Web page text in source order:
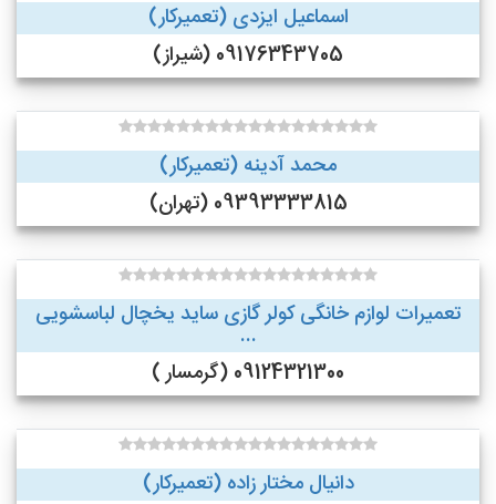
اسماعیل ایزدی (تعمیرکار)
09176343705 (شیراز)
محمد آدینه (تعمیرکار)
09393333815 (تهران)
تعمیرات لوازم خانگی کولر گازی ساید یخچال لباسشویی
...
09124321300 (گرمسار )
دانیال مختار زاده (تعمیرکار)